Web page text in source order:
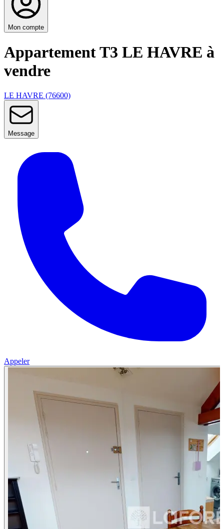
Mon compte
Appartement T3 LE HAVRE à
vendre
LE HAVRE (76600)
Message
Appeler